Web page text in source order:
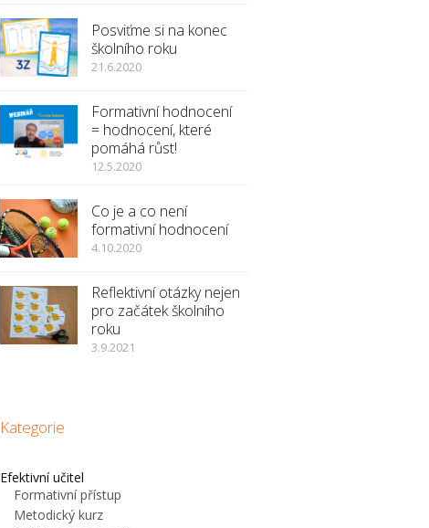
Posviťme si na konec
školního roku
21.6.2020
Formativní hodnocení
= hodnocení, které
pomáhá růst!
12.5.2020
Co je a co není
formativní hodnocení
4.10.2020
Reflektivní otázky nejen
pro začátek školního
roku
3.9.2021
Kategorie
Efektivní učitel
Formativní přístup
Metodický kurz